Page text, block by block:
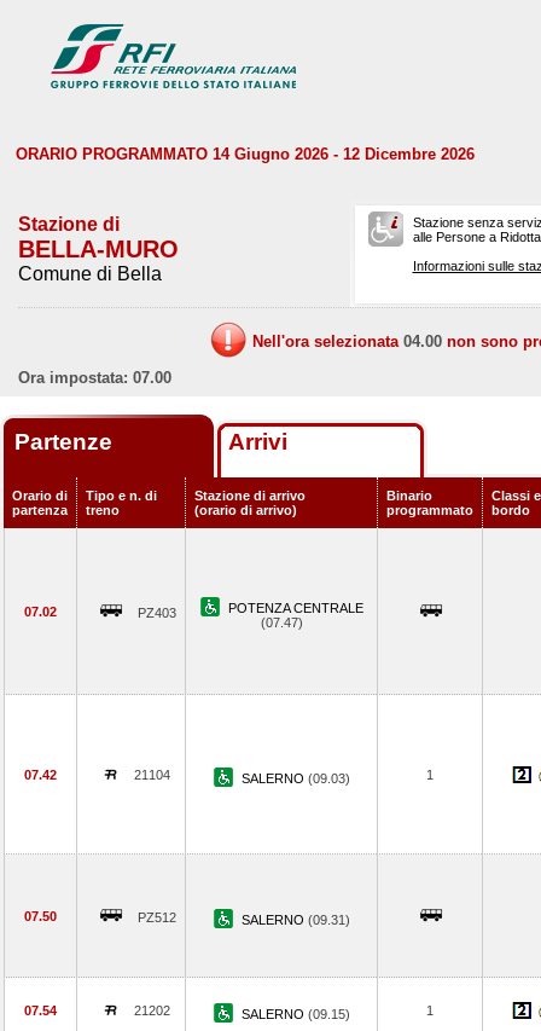
ORARIO PROGRAMMATO 14 Giugno 2026 - 12 Dicembre 2026
Stazione di
BELLA-MURO
Comune di Bella
Stazione senza
alle Persone a
Informazioni sulle
Nell'ora selezionata 04.00 non sono
Ora impostata: 07.00
Partenze Arrivi
Orario di
partenza
Tipo e n. di
treno
Stazione di arrivo
(orario di arrivo)
Binario
programmato
Classi
bordo
07.02 PZ403
POTENZA CENTRALE
(07.47)
07.42 21104 SALERNO (09.03) 1
07.50 PZ512 SALERNO (09.31)
07.54 21202 SALERNO (09.15) 1